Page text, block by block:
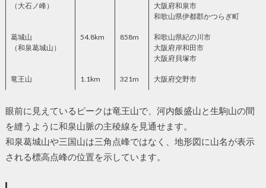
（大石ノ峰）
大阪府和泉市
和歌山県伊都郡かつらぎ町
葛城山
（和泉葛城山）
54.8km 858m
和歌山県紀の川市
大阪府岸和田市
大阪府貝塚市
竜王山 1.1km 321m 大阪府交野市
眼前に見えているピークは竜王山で、河内飯盛山と生駒山の間
を縫うように和泉山脈の主稜線を見通せます。
和泉葛城山や三国山は三角点峰ではなく、地形図に山名が表示
される標高点峰の位置を示しています。